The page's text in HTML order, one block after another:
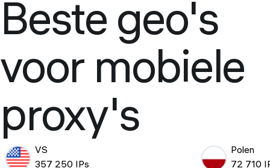
Beste geo's
voor mobiele
proxy's
VS
357 250 IPs
Polen
72 710